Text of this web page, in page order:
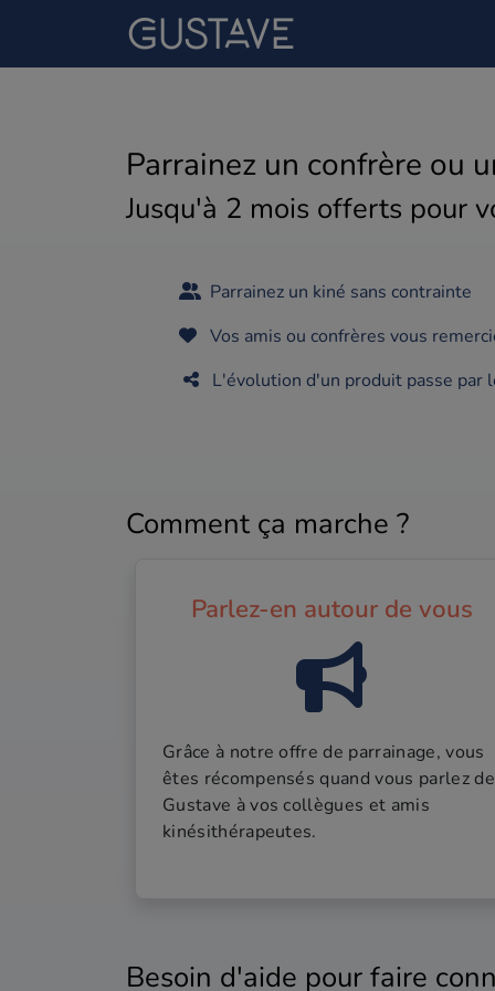
GUSTAVE
Parrainez un confrère ou
Jusqu'à 2 mois offerts pour
Parrainez un kiné sans contrainte
Vos amis ou confrères vous
L'évolution d'un produit passe par
Comment ça marche ?
Parlez-en autour de vous
Grâce à notre offre de parrainage, vous
êtes récompensés quand vous parlez de
Gustave à vos collègues et amis
kinésithérapeutes.
Besoin d'aide pour faire